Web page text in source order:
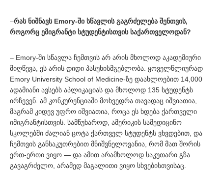
–რას ნიშნავს Emory-ში სწავლის გაგრძელება შენთვის,
როგორც ემიგრანტი სტუდენტისთვის საქართველოდან?
– Emory-ში სწავლა ჩემთვის არ არის მხოლოდ აკადემიური
მიღწევა, ეს არის დიდი პასუხისმგებლობა. ყოველწლიურად
Emory University School of Medicine-ზე დაახლოებით 14,000
ადამიანი ავსებს აპლიკაციას და მხოლოდ 135 სტუდენტს
ირჩევენ. ამ კონკურენციაში მოხვედრა თავადაც იშვიათია,
მაგრამ კიდევ უფრო იშვიათია, როცა ეს ხდება ქართველი
იმიგრანტისთვის. სამწუხაროდ, ამერიკის სამედიცინო
სკოლებში ძალიან ცოტა ქართველ სტუდენტს ვხვდებით, და
ჩემთვის განსაკუთრებით მნიშვნელოვანია, რომ მათ შორის
ერთ-ერთი ვიყო — და ამით არამხოლოდ საკუთარი გზა
გავაგრძელო, არამედ მაგალითი ვიყო სხვებისთვისაც.